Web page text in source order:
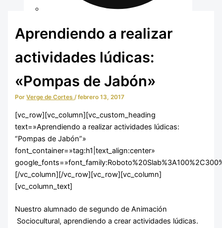
Integración Social
Aprendiendo a realizar
actividades lúdicas:
«Pompas de Jabón»
PorVerge de Cortes/febrero 13, 2017
[vc_row][vc_column][vc_custom_heading
text=»Aprendiendo a realizar actividades lúdicas:
“Pompas de Jabón”»
font_container=»tag:h1|text_align:center»
[/vc_column][/vc_row][vc_row][vc_column]
[vc_column_text]
Nuestro alumnado de segundo de Animación
Sociocultural, aprendiendo a crear actividades lúdicas.